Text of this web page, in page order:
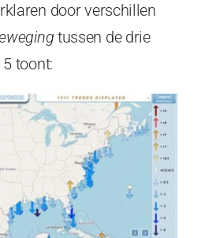
door verschillen
tussen de drie
5 toont: